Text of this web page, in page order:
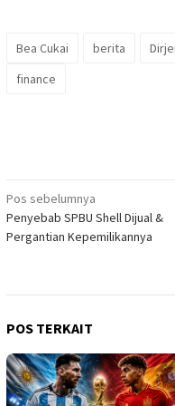
Bea Cukai berita
finance
Navigasi
pos
Pos sebelumnya
Penyebab SPBU Shell Dijual &
Pergantian Kepemilikannya
POS TERKAIT